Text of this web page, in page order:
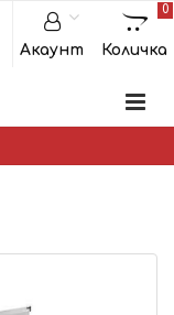
Акаунт
0
Количка